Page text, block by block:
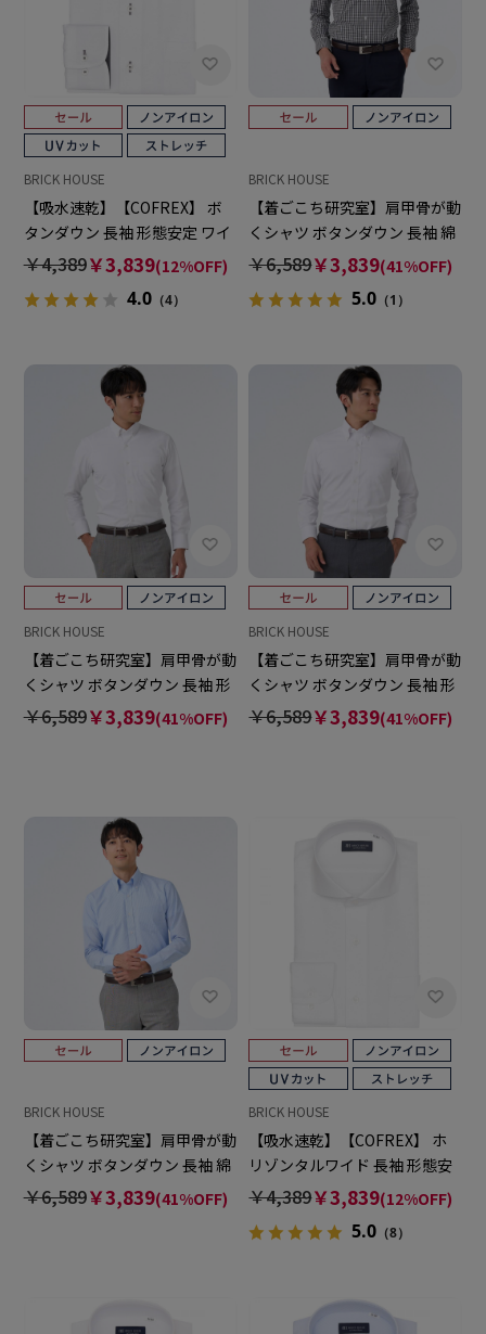
BRICK HOUSE
【吸水速乾】【COFREX】 ボ
タンダウン 長袖 形態安定 ワイ
シャツ
￥4,389￥3,839(12%OFF)
4.0（4）
BRICK HOUSE
【着ごこち研究室】肩甲骨が動
くシャツ ボタンダウン 長袖 綿
100% 形態安定 ワイシャツ
￥6,589￥3,839(41%OFF)
5.0 （1）
BRICK HOUSE
【着ごこち研究室】肩甲骨が動
くシャツ ボタンダウン 長袖 形
態安定 ワイシャツ
￥6,589￥3,839(41%OFF)
BRICK HOUSE
【着ごこち研究室】肩甲骨が動
くシャツ ボタンダウン 長袖 形
態安定 ワイシャツ
￥6,589￥3,839(41%OFF)
BRICK HOUSE
【着ごこち研究室】肩甲骨が動
くシャツ ボタンダウン 長袖 綿
100% 形態安定 ワイシャツ
￥6,589￥3,839(41%OFF)
BRICK HOUSE
【吸水速乾】【COFREX】 ホ
リゾンタルワイド 長袖 形態安
定 ワイシャツ
￥4,389￥3,839(12%OFF)
5.0 （8）